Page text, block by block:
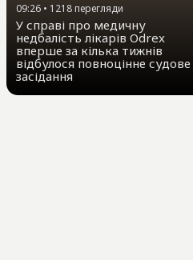
09:26 • 1218перегляди
У справі про медичну
недбалість лікарів Odrex
вперше за кілька тижнів
відбулося повноцінне судове
засідання